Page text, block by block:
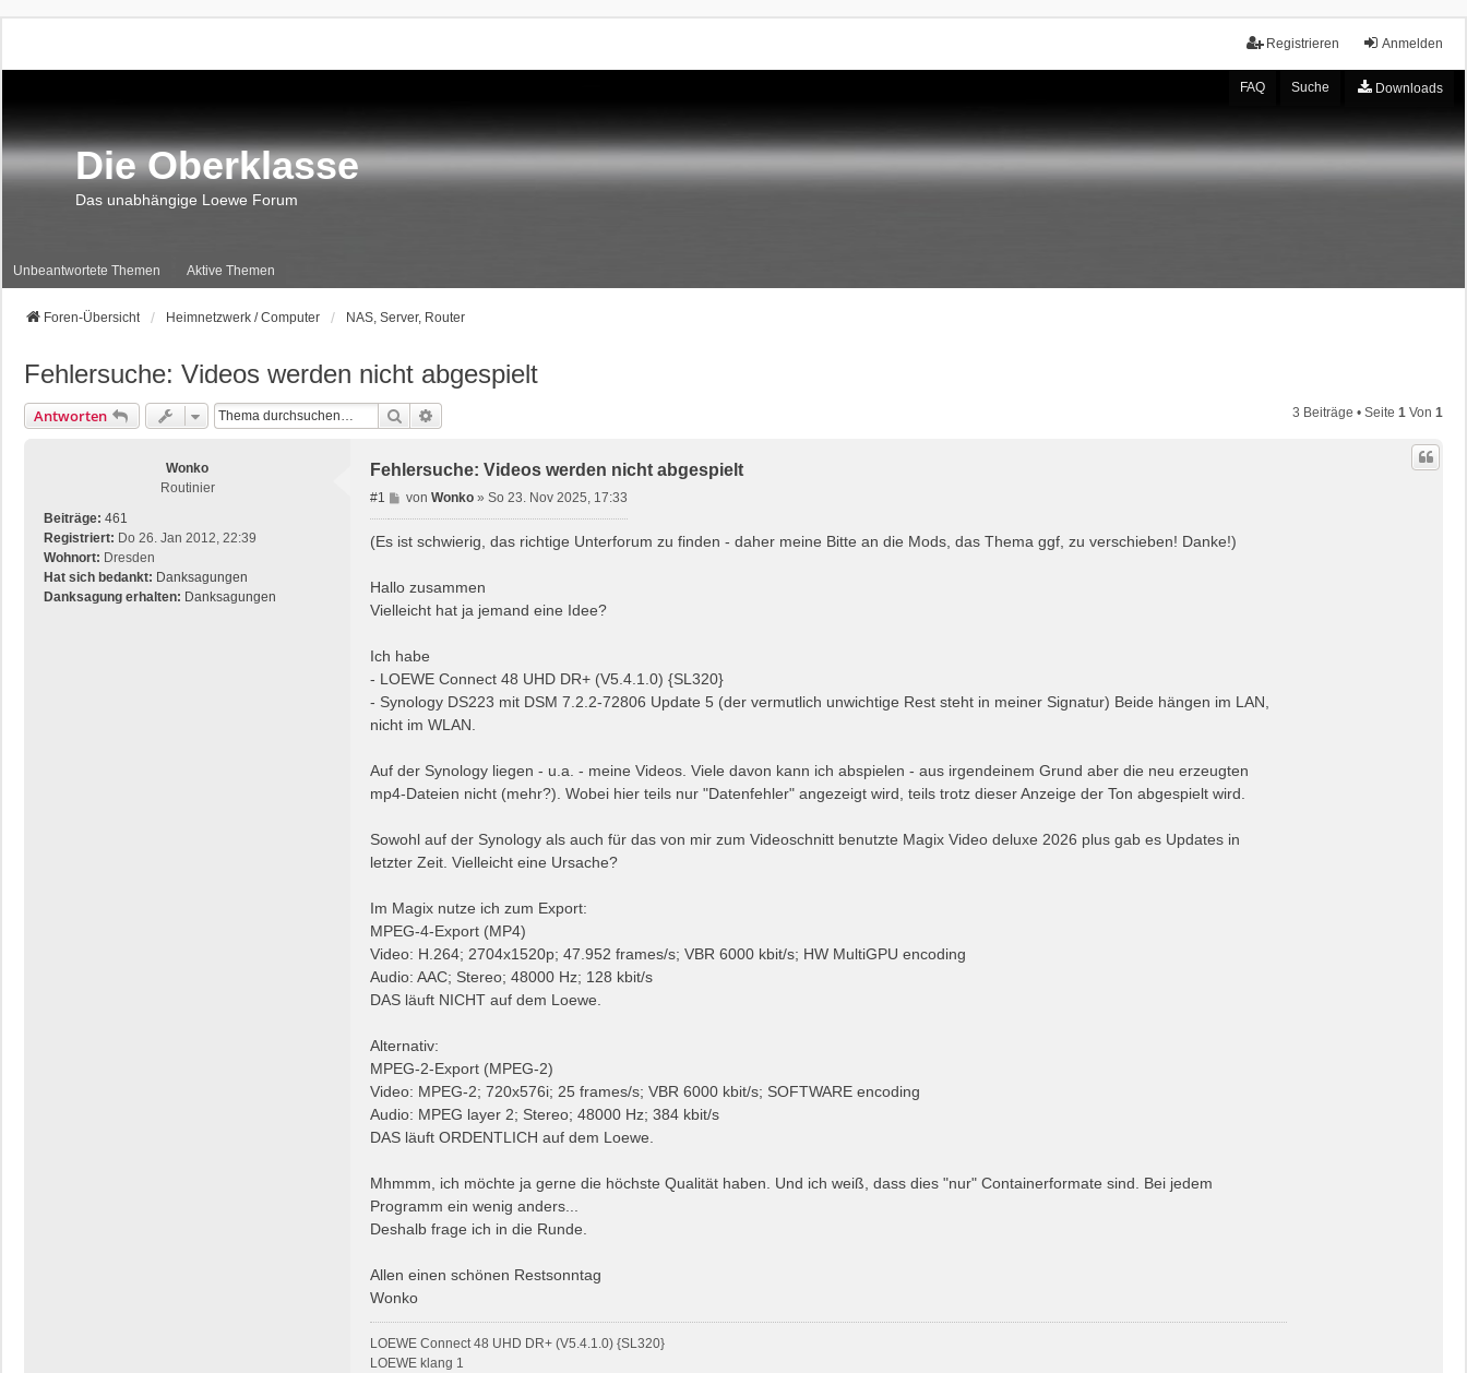
Anmelden
Registrieren
FAQ Suche Downloads
Die Oberklasse
Das unabhängige Loewe Forum
Unbeantwortete Themen Aktive Themen
Foren-Übersicht Heimnetzwerk / Computer NAS, Server, Router
Fehlersuche: Videos werden nicht abgespielt
Antworten Suche 3 Beiträge • Seite 1 Von 1
Wonko
Routinier
Beiträge: 461
Registriert: Do 26. Jan 2012, 22:39
Wohnort: Dresden
Hat sich bedankt: Danksagungen
Danksagung erhalten: Danksagungen
Fehlersuche: Videos werden nicht abgespielt
#1
B
e
a
g
von Wonko» So 23. Nov 2025, 17:33
(Es ist schwierig, das richtige Unterforum zu finden - daher meine Bitte an die Mods, das Thema ggf, zu verschieben! Danke!)
Hallo zusammen
Vielleicht hat ja jemand eine Idee?
Ich habe
- LOEWE Connect 48 UHD DR+ (V5.4.1.0) {SL320}
- Synology DS223 mit DSM 7.2.2-72806 Update 5 (der vermutlich unwichtige Rest steht in meiner Signatur) Beide hängen im LAN,
nicht im WLAN.
Auf der Synology liegen - u.a. - meine Videos. Viele davon kann ich abspielen - aus irgendeinem Grund aber die neu erzeugten
mp4-Dateien nicht (mehr?). Wobei hier teils nur "Datenfehler" angezeigt wird, teils trotz dieser Anzeige der Ton abgespielt wird.
Sowohl auf der Synology als auch für das von mir zum Videoschnitt benutzte Magix Video deluxe 2026 plus gab es Updates in
letzter Zeit. Vielleicht eine Ursache?
Im Magix nutze ich zum Export:
MPEG-4-Export (MP4)
Video: H.264; 2704x1520p; 47.952 frames/s; VBR 6000 kbit/s; HW MultiGPU encoding
Audio: AAC; Stereo; 48000 Hz; 128 kbit/s
DAS läuft NICHT auf dem Loewe.
Alternativ:
MPEG-2-Export (MPEG-2)
Video: MPEG-2; 720x576i; 25 frames/s; VBR 6000 kbit/s; SOFTWARE encoding
Audio: MPEG layer 2; Stereo; 48000 Hz; 384 kbit/s
DAS läuft ORDENTLICH auf dem Loewe.
Mhmmm, ich möchte ja gerne die höchste Qualität haben. Und ich weiß, dass dies "nur" Containerformate sind. Bei jedem
Programm ein wenig anders...
Deshalb frage ich in die Runde.
Allen einen schönen Restsonntag
Wonko
LOEWE Connect 48 UHD DR+ (V5.4.1.0) {SL320}
LOEWE klang 1